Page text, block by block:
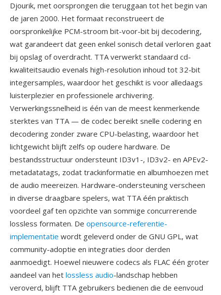
Djourik, met oorsprongen die teruggaan tot het begin van
de jaren 2000. Het formaat reconstrueert de
oorspronkelijke PCM-stroom bit-voor-bit bij decodering,
wat garandeert dat geen enkel sonisch detail verloren gaat
bij opslag of overdracht. TTA verwerkt standaard cd-
kwaliteitsaudio evenals high-resolution inhoud tot 32-bit
integersamples, waardoor het geschikt is voor alledaags
luisterplezier en professionele archivering.
Verwerkingssnelheid is één van de meest kenmerkende
sterktes van TTA — de codec bereikt snelle codering en
decodering zonder zware CPU-belasting, waardoor het
lichtgewicht blijft zelfs op oudere hardware. De
bestandsstructuur ondersteunt ID3v1-, ID3v2- en APEv2-
metadatatags, zodat trackinformatie en albumhoezen met
de audio meereizen. Hardware-ondersteuning verscheen
in diverse draagbare spelers, wat TTA één praktisch
voordeel gaf ten opzichte van sommige concurrerende
lossless formaten. De opensource-referentie-
implementatie wordt geleverd onder de GNU GPL, wat
community-adoptie en integraties door derden
aanmoedigt. Hoewel nieuwere codecs als FLAC één groter
aandeel van het lossless audio-landschap hebben
veroverd, blijft TTA gebruikers bedienen die de eenvoud